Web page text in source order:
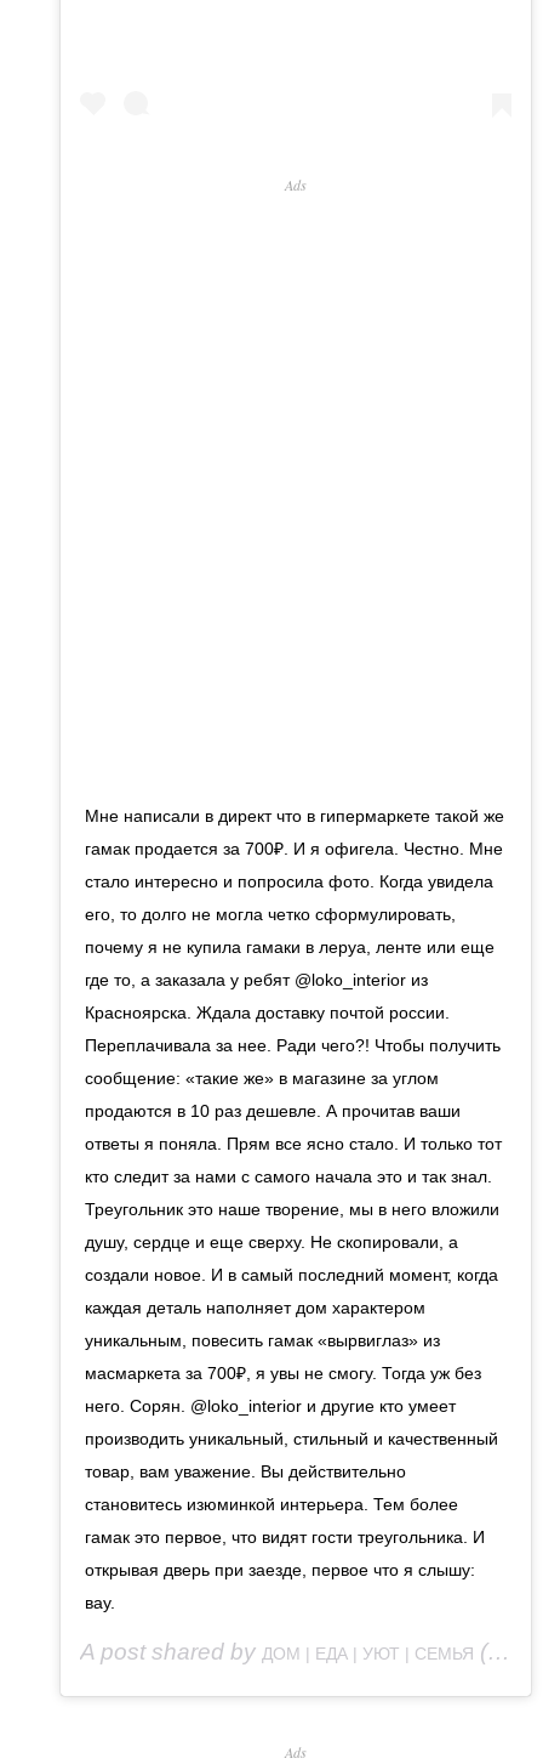
Ads
Мне написали в директ что в гипермаркете такой же
гамак продается за 700₽. И я офигела. Честно. Мне
стало интересно и попросила фото. Когда увидела
его, то долго не могла четко сформулировать,
почему я не купила гамаки в леруа, ленте или еще
где то, а заказала у ребят @loko_interior из
Красноярска. Ждала доставку почтой россии.
Переплачивала за нее. Ради чего?! Чтобы получить
сообщение: «такие же» в магазине за углом
продаются в 10 раз дешевле. А прочитав ваши
ответы я поняла. Прям все ясно стало. И только тот
кто следит за нами с самого начала это и так знал.
Треугольник это наше творение, мы в него вложили
душу, сердце и еще сверху. Не скопировали, а
создали новое. И в самый последний момент, когда
каждая деталь наполняет дом характером
уникальным, повесить гамак «вырвиглаз» из
масмаркета за 700₽, я увы не смогу. Тогда уж без
него. Сорян. @loko_interior и другие кто умеет
производить уникальный, стильный и качественный
товар, вам уважение. Вы действительно
становитесь изюминкой интерьера. Тем более
гамак это первое, что видят гости треугольника. И
открывая дверь при заезде, первое что я слышу:
вау.
A post shared by ДОМ | ЕДА | УЮТ | СЕМЬЯ (@_bogdasha) on
Ads